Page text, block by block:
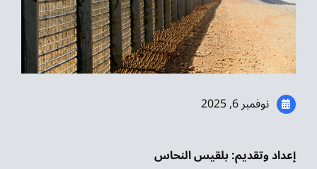
موسيقى الشرق
من نحن
نوفمبر 6, 2025
إعداد وتقديم: بلقيس النحاس